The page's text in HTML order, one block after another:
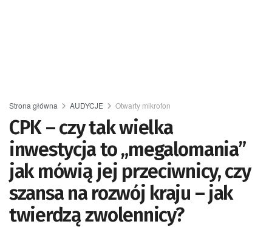
Strona główna AUDYCJE Otwarty mikrofon
CPK – czy tak wielka
inwestycja to „megalomania”
jak mówią jej przeciwnicy, czy
szansa na rozwój kraju – jak
twierdzą zwolennicy?